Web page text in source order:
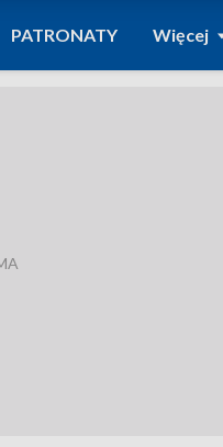
PATRONATY Więcej